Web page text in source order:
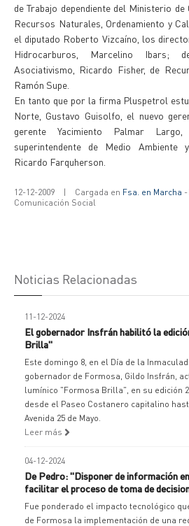
de Trabajo dependiente del Ministerio
Recursos Naturales, Ordenamiento y
el diputado Roberto Vizcaíno, los
Hidrocarburos, Marcelino Ibars;
Asociativismo, Ricardo Fisher, de
Ramón Supe.
En tanto que por la firma Pluspetrol
Norte, Gustavo Guisolfo, el nuevo
gerente Yacimiento Palmar
superintendente de Medio Ambiente
Ricardo Farquherson.
12-12-2009 | Cargada en Fsa. en Marcha
Comunicación Social
Noticias Relacionadas
11-12-2024
El gobernador Insfrán habilitó la
Brilla"
Este domingo 8, en el Día de la
gobernador de Formosa, Gildo Insfrán,
lumínico "Formosa Brilla", en su edición
desde el Paseo Costanero capitalino
Avenida 25 de Mayo.
Leer más
04-12-2024
De Pedro: "Disponer de información
facilitar el proceso de toma de
Fue ponderado el impacto tecnológico
de Formosa la implementación de una